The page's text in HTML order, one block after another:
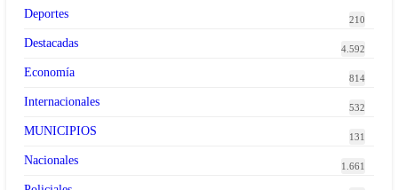
Deportes 210
Destacadas 4.592
Economía 814
Internacionales 532
MUNICIPIOS 131
Nacionales 1.661